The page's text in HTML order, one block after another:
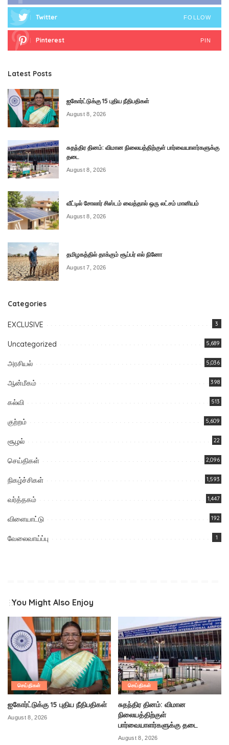
Twitter FOLLOW
Pinterest PIN
Latest Posts
ஐகோர்ட்டுக்கு 15 புதிய நீதிபதிகள்
August 8, 2026
சுதந்திர தினம்: விமான நிலையத்திற்குள் பார்வையாளர்களுக்கு
தடை
August 8, 2026
வீட்டில் சோலார் சிஸ்டம் வைத்தால் ஒரு லட்சம் மானியம்
August 8, 2026
தமிழகத்தில் தாக்கும் சூப்பர் எல் நினோ
August 7, 2026
Categories
EXCLUSIVE 3
Uncategorized 5,689
அரசியல் 5,036
ஆன்மீகம் 398
கல்வி 513
குற்றம் 5,609
சூழல் 22
செய்திகள் 2,096
நிகழ்ச்சிகள் 1,593
வர்த்தகம் 1,447
விளையாட்டு 192
வேலைவாய்ப்பு 1
You Might Also Enjoy
செய்திகள்
ஐகோர்ட்டுக்கு 15 புதிய நீதிபதிகள்
August 8, 2026
செய்திகள்
சுதந்திர தினம்: விமான
நிலையத்திற்குள்
பார்வையாளர்களுக்கு தடை
August 8, 2026